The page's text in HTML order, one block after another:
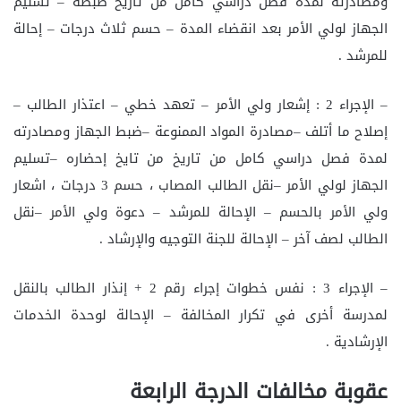
الجهاز لولي الأمر بعد انقضاء المدة – حسم ثلاث درجات – إحالة
للمرشد .
– الإجراء 2 : إشعار ولي الأمر – تعهد خطي – اعتذار الطالب –
إصلاح ما أتلف –مصادرة المواد الممنوعة –ضبط الجهاز ومصادرته
لمدة فصل دراسي كامل من تاريخ من تايخ إحضاره –تسليم
الجهاز لولي الأمر –نقل الطالب المصاب ، حسم 3 درجات ، اشعار
ولي الأمر بالحسم – الإحالة للمرشد – دعوة ولي الأمر –نقل
الطالب لصف آخر – الإحالة للجنة التوجيه والإرشاد .
– الإجراء 3 : نفس خطوات إجراء رقم 2 + إنذار الطالب بالنقل
لمدرسة أخرى في تكرار المخالفة – الإحالة لوحدة الخدمات
الإرشادية .
عقوبة مخالفات الدرجة الرابعة